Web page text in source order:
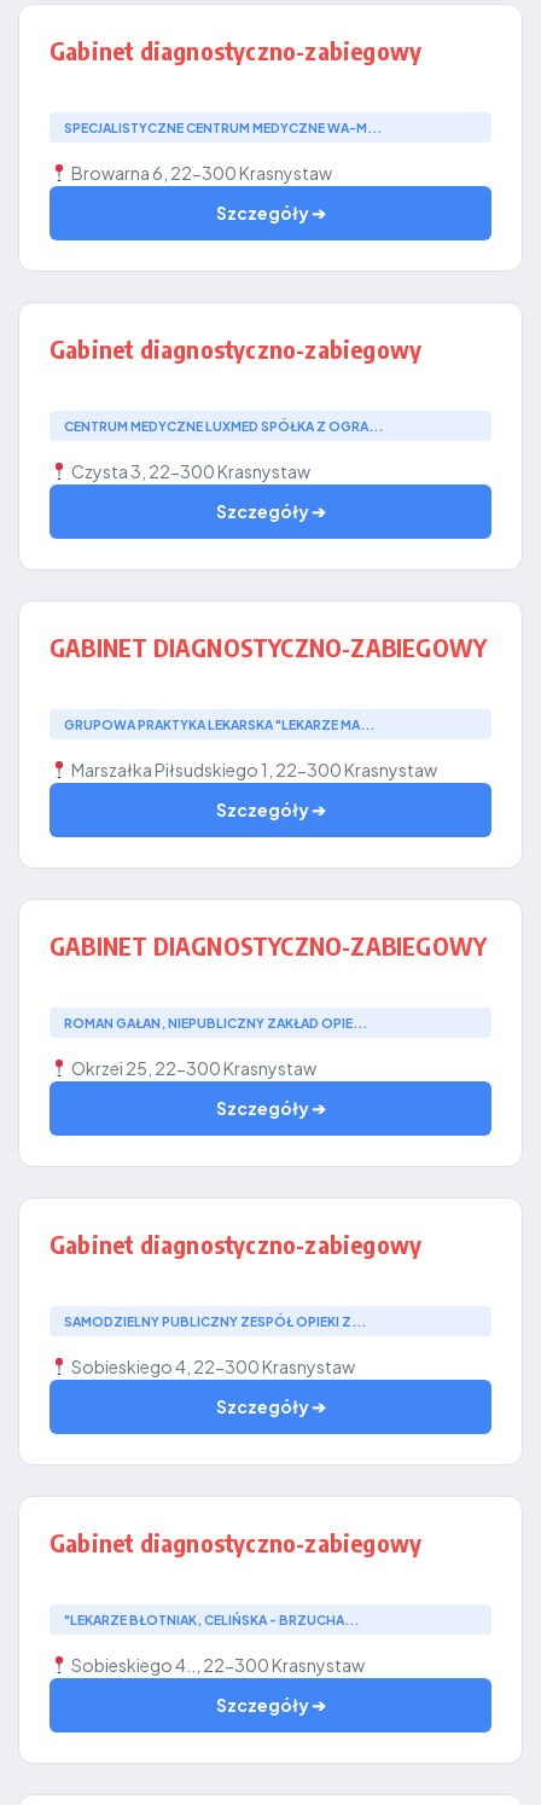
Gabinet diagnostyczno-zabiegowy
SPECJALISTYCZNE CENTRUM MEDYCZNE WA-M...
Browarna 6, 22-300 Krasnystaw
Szczegóły ➔
Gabinet diagnostyczno-zabiegowy
CENTRUM MEDYCZNE LUXMED SPÓŁKA Z OGRA...
Czysta 3, 22-300 Krasnystaw
Szczegóły ➔
GABINET DIAGNOSTYCZNO-ZABIEGOWY
GRUPOWA PRAKTYKA LEKARSKA "LEKARZE MA...
Marszałka Piłsudskiego 1, 22-300 Krasnystaw
Szczegóły ➔
GABINET DIAGNOSTYCZNO-ZABIEGOWY
ROMAN GAŁAN, NIEPUBLICZNY ZAKŁAD OPIE...
Okrzei 25, 22-300 Krasnystaw
Szczegóły ➔
Gabinet diagnostyczno-zabiegowy
SAMODZIELNY PUBLICZNY ZESPÓŁ OPIEKI Z...
Sobieskiego 4, 22-300 Krasnystaw
Szczegóły ➔
Gabinet diagnostyczno-zabiegowy
"LEKARZE BŁOTNIAK, CELIŃSKA - BRZUCHA...
Sobieskiego 4.., 22-300 Krasnystaw
Szczegóły ➔